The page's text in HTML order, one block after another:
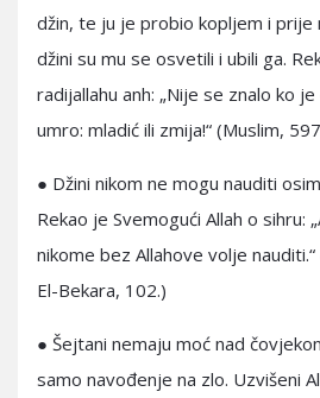
džin, te ju je probio kopljem i prije
džini su mu se osvetili i ubili ga.
radijallahu anh: „Nije se znalo ko
umro: mladić ili zmija!“ (Muslim,
● Džini nikom ne mogu nauditi
Rekao je Svemogući Allah o sihru:
nikome bez Allahove volje
El-Bekara, 102.)
● Šejtani nemaju moć nad
samo navođenje na zlo. Uzvišeni